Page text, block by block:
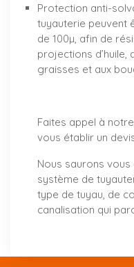
Protection anti-
tuyauterie peuvent
de 100µ, afin de
projections d’huile,
graisses et aux
Faites appel à
vous établir un
Nous saurons
système de
type de tuyau, de
canalisation qui